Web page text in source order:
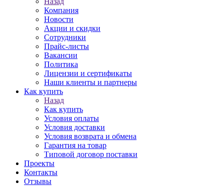
Компания
Новости
Акции и скидки
Сотрудники
Прайс-листы
Вакансии
Политика
Лицензии и сертификаты
Наши клиенты и партнеры
Как купить
Назад
Как купить
Условия оплаты
Условия доставки
Условия возврата и обмена
Гарантия на товар
Типовой договор поставки
Проекты
Контакты
Отзывы